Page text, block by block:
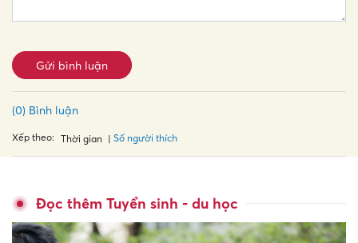
Gửi bình luận
(0) Bình luận
Xếp theo: Thời gian Số người thích
Đọc thêm Tuyển sinh - du học